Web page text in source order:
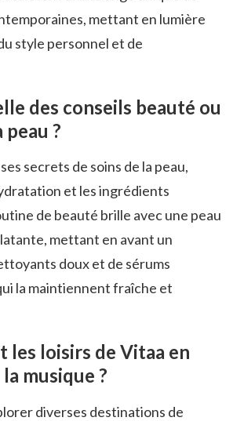
mettant en lumière
style personnel et de
des conseils beauté ou
peau ?
secrets de soins de la peau,
et les ingrédients
de beauté brille avec une peau
mettant en avant un
doux et de sérums
la maintiennent fraîche et
les loisirs de Vitaa en
musique ?
diverses destinations de